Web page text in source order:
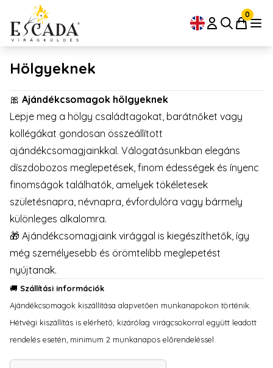
0
Hölgyeknek
🎀 Ajándékcsomagok hölgyeknek
Lepje meg a hölgy családtagokat, barátnőket vagy
kollégákat gondosan összeállított
ajándékcsomagjainkkal. Válogatásunkban elegáns
díszdobozos meglepetések, finom édességek és ínyenc
finomságok találhatók, amelyek tökéletesek
születésnapra, névnapra, évfordulóra vagy bármely
különleges alkalomra.
🎁 Ajándékcsomagjaink virággal is kiegészíthetők, így
még személyesebb és örömtelibb meglepetést
nyújtanak.
🚚 Szállítási információk
Ajándékcsomagok kiszállítása alapvetően munkanapokon történik.
Hétvégi kiszállítás is elérhető; kizárólag virágcsokorral együtt leadott
rendelés esetén, minimum 2 munkanapos előrendeléssel.